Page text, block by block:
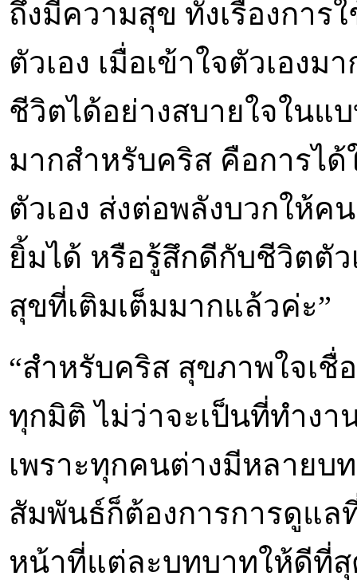
ถึงมีความสุข ทั้งเรื่องการ
ตัวเอง เมื่อเข้าใจตัวเอง
ชีวิตได้อย่างสบายใจในแ
มากสำหรับคริส คือการไ
ตัวเอง ส่งต่อพลังบวกให้ค
ยิ้มได้ หรือรู้สึกดีกับชีวิตตั
สุขที่เติมเต็มมากแล้วค่ะ”
“สำหรับคริส สุขภาพใจเ
ทุกมิติ ไม่ว่าจะเป็นที่ทำง
เพราะทุกคนต่างมีหลาย
สัมพันธ์ก็ต้องการการดูแ
หน้าที่แต่ละบทบาทให้ดีที่